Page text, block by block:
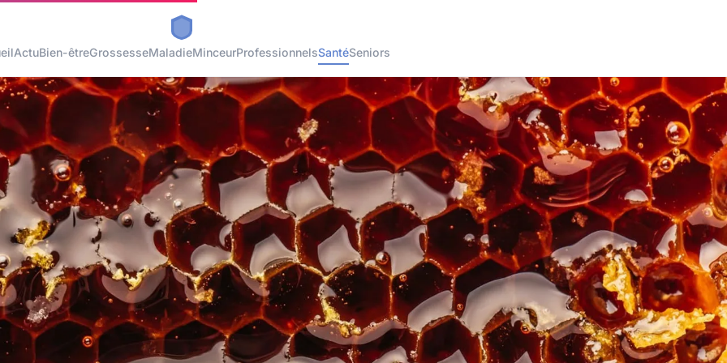
ActuBien-êtreGrossesseMaladieMinceurProfessionnelsSantéSeniors